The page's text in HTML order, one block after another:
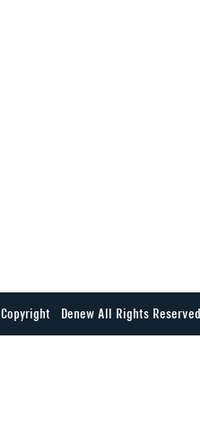
Copyright © Denew All Rights Reserved.